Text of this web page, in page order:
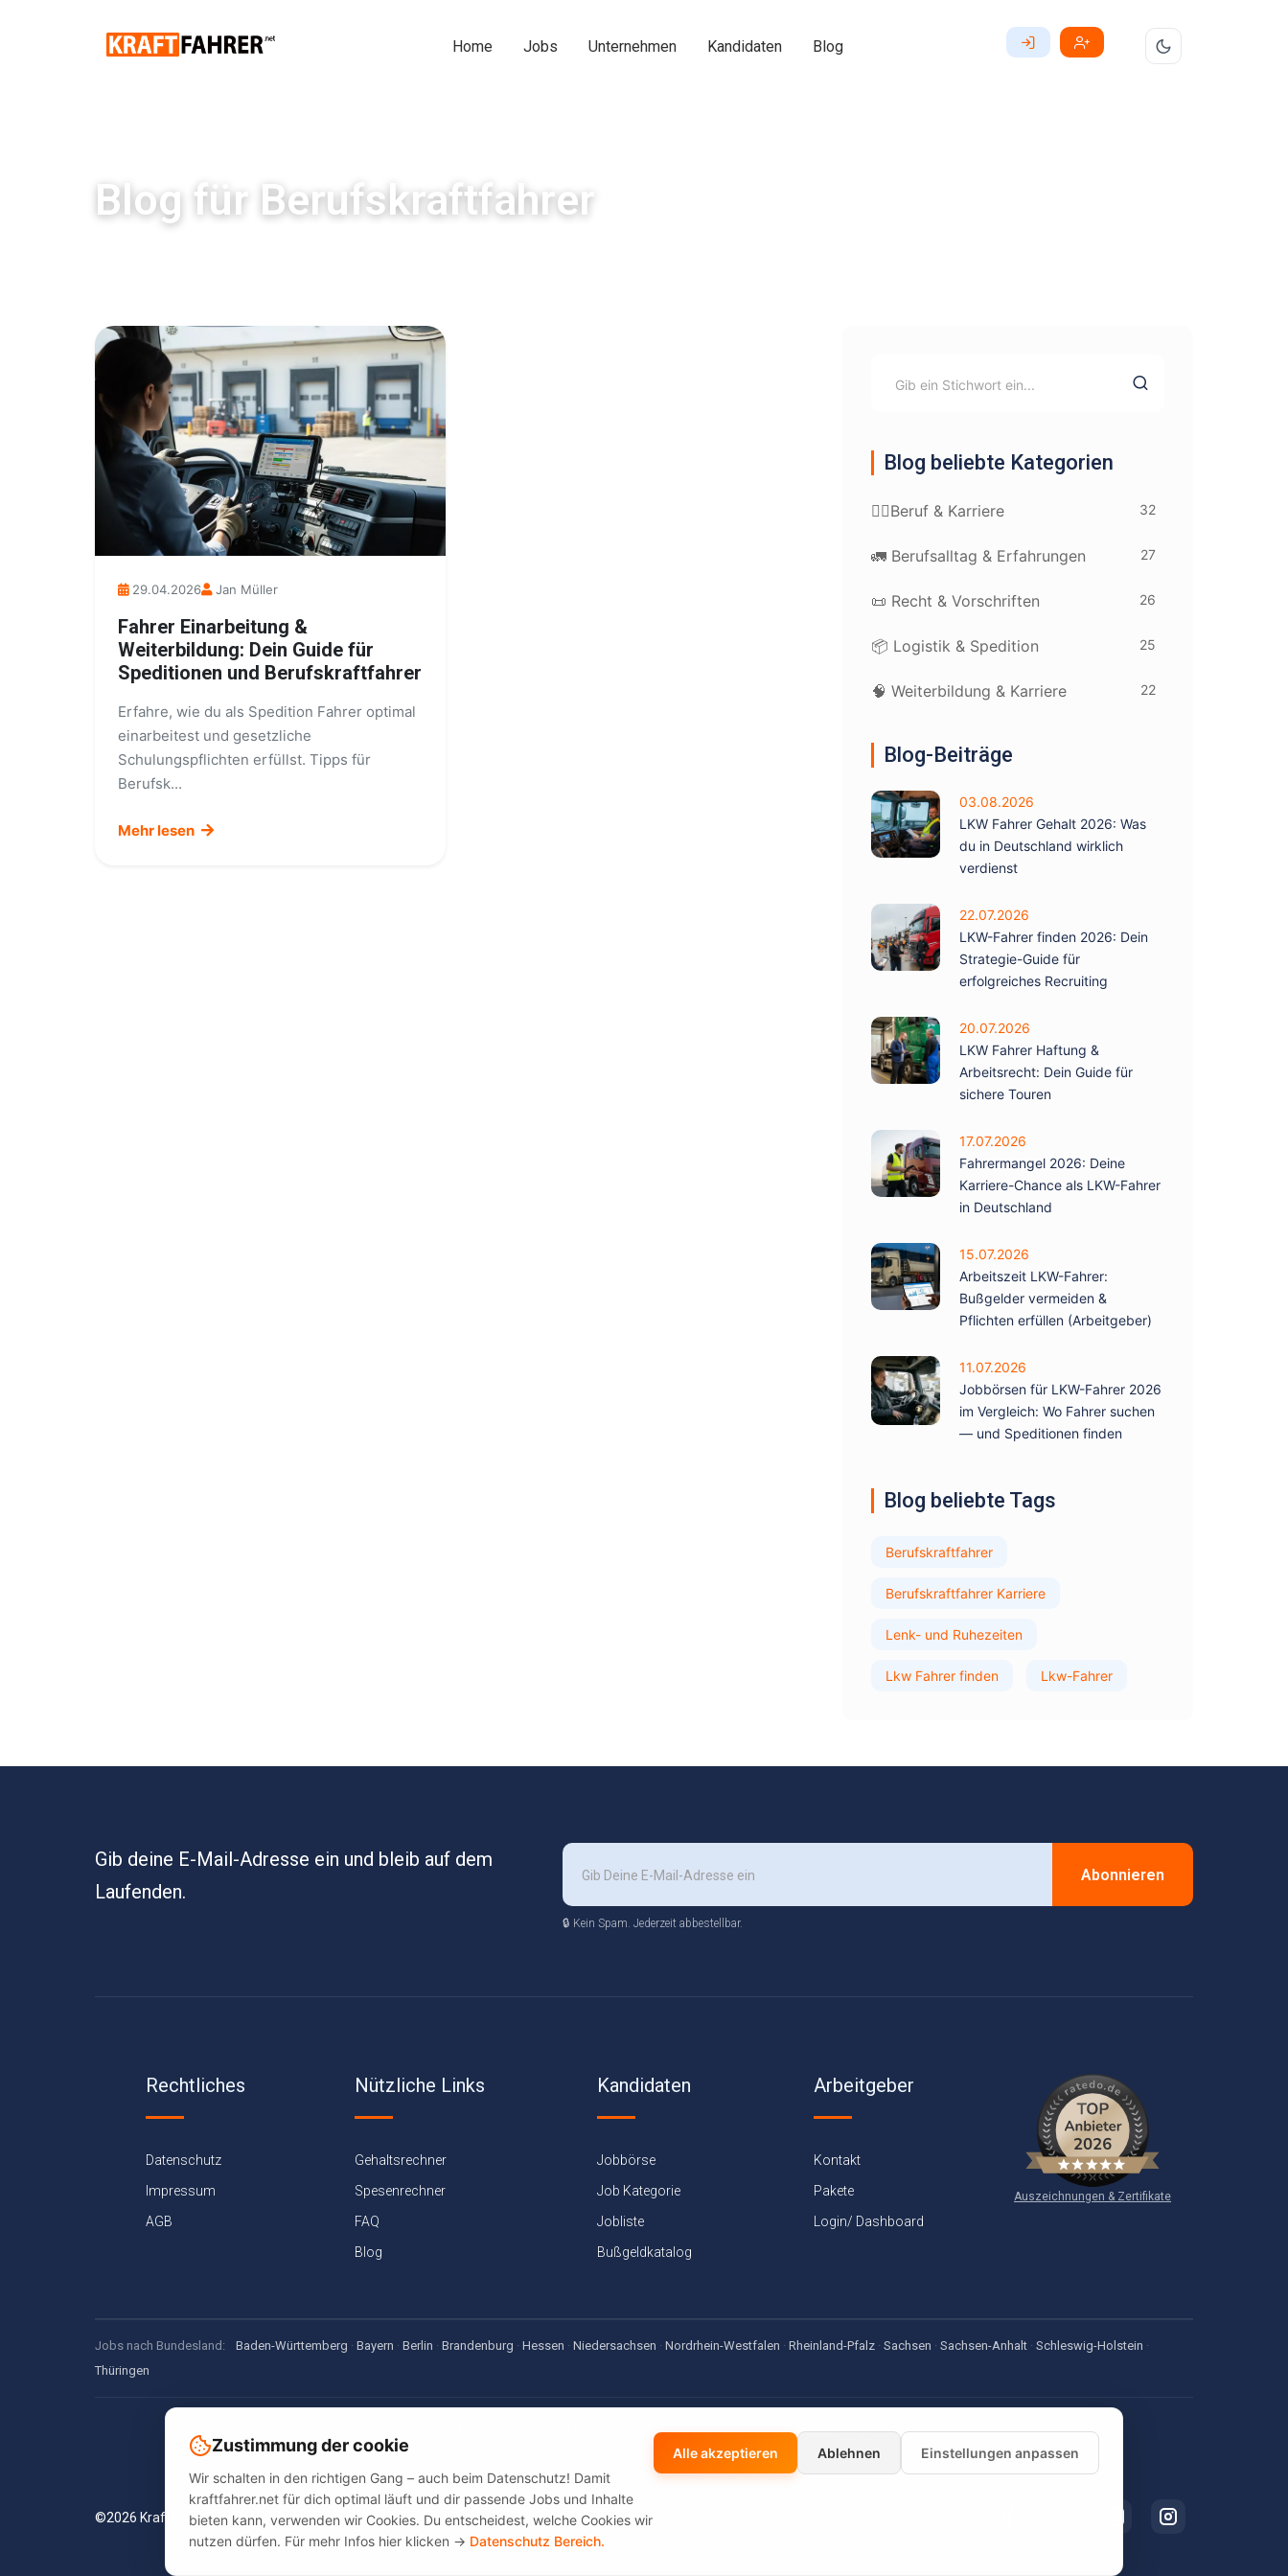
Home Jobs Unternehmen Kandidaten Blog
Blog für Berufskraftfahrer
29.04.2026 Jan Müller
Fahrer Einarbeitung &
Weiterbildung: Dein Guide für
Speditionen und Berufskraftfahrer
Erfahre, wie du als Spedition Fahrer optimal
einarbeitest und gesetzliche
Schulungspflichten erfüllst. Tipps für
Berufsk...
Mehr lesen
Blog beliebte Kategorien
👷‍♂️Beruf & Karriere 32
🚛 Berufsalltag & Erfahrungen 27
📜 Recht & Vorschriften 26
📦 Logistik & Spedition 25
🧠 Weiterbildung & Karriere 22
Blog-Beiträge
03.08.2026
LKW Fahrer Gehalt 2026: Was
du in Deutschland wirklich
verdienst
22.07.2026
LKW-Fahrer finden 2026: Dein
Strategie-Guide für
erfolgreiches Recruiting
20.07.2026
LKW Fahrer Haftung &
Arbeitsrecht: Dein Guide für
sichere Touren
17.07.2026
Fahrermangel 2026: Deine
Karriere-Chance als LKW-Fahrer
in Deutschland
15.07.2026
Arbeitszeit LKW-Fahrer:
Bußgelder vermeiden &
Pflichten erfüllen (Arbeitgeber)
11.07.2026
Jobbörsen für LKW-Fahrer 2026
im Vergleich: Wo Fahrer suchen
— und Speditionen finden
Blog beliebte Tags
Berufskraftfahrer
Berufskraftfahrer Karriere
Lenk- und Ruhezeiten
Lkw Fahrer finden Lkw-Fahrer
Gib deine E-Mail-Adresse ein und bleib auf dem
Laufenden.
Abonnieren
🔒 Kein Spam. Jederzeit abbestellbar.
Rechtliches
Datenschutz
Impressum
AGB
Nützliche Links
Gehaltsrechner
Spesenrechner
FAQ
Blog
Kandidaten
Jobbörse
Job Kategorie
Jobliste
Bußgeldkatalog
Arbeitgeber
Kontakt
Pakete
Login/ Dashboard
Auszeichnungen & Zertifikate
Jobs nach Bundesland: Baden-Württemberg · Bayern · Berlin · Brandenburg · Hessen · Niedersachsen · Nordrhein-Westfalen · Rheinland-Pfalz · Sachsen · Sachsen-Anhalt · Schleswig-Holstein ·
Thüringen
Jobsuche, Spesen-, Gehaltsrechner & Bußgeldkatalog — offline dabei, kostenlos
©2026 Kraftfahrer.net. Alle Rechte vorbehalten.
Zustimmung der cookie
Wir schalten in den richtigen Gang – auch beim Datenschutz! Damit
kraftfahrer.net für dich optimal läuft und dir passende Jobs und Inhalte
bieten kann, verwenden wir Cookies. Du entscheidest, welche Cookies wir
nutzen dürfen. Für mehr Infos hier klicken -> Datenschutz Bereich.
Alle akzeptieren Ablehnen Einstellungen anpassen